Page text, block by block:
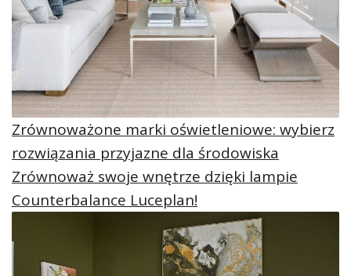
Zrównoważone marki oświetleniowe: wybierz
rozwiązania przyjazne dla środowiska
Zrównoważ swoje wnętrze dzięki lampie
Counterbalance Luceplan!